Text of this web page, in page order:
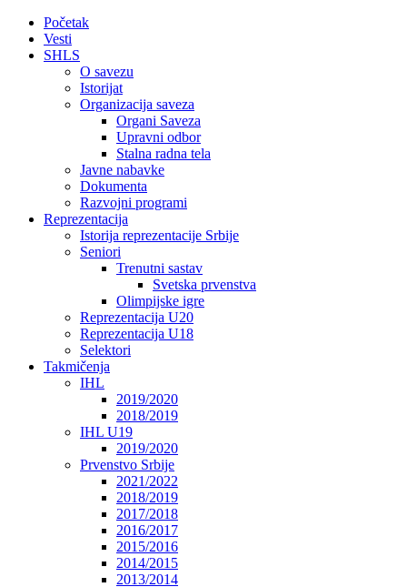
Početak
Vesti
SHLS
O savezu
Istorijat
Organizacija saveza
Organi Saveza
Upravni odbor
Stalna radna tela
Javne nabavke
Dokumenta
Razvojni programi
Reprezentacija
Istorija reprezentacije Srbije
Seniori
Trenutni sastav
Svetska prvenstva
Olimpijske igre
Reprezentacija U20
Reprezentacija U18
Selektori
Takmičenja
IHL
2019/2020
2018/2019
IHL U19
2019/2020
Prvenstvo Srbije
2021/2022
2018/2019
2017/2018
2016/2017
2015/2016
2014/2015
2013/2014